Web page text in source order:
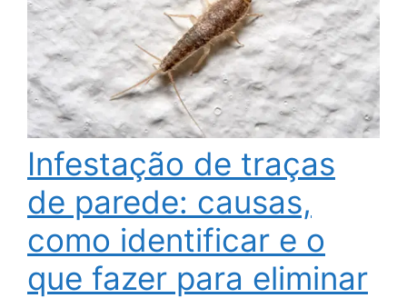
Infestação de traças
de parede: causas,
como identificar e o
que fazer para eliminar